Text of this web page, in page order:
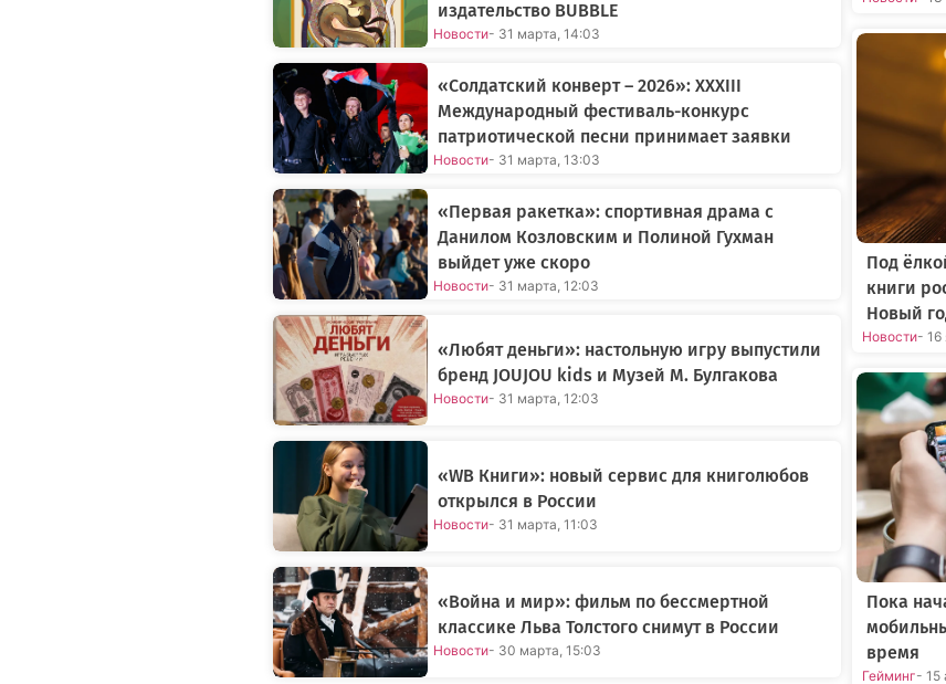
издательство BUBBLE
Новости- 31 марта, 14:03
«Солдатский конверт – 2026»: XXXIII
Международный фестиваль-конкурс
патриотической песни принимает заявки
Новости- 31 марта, 13:03
«Первая ракетка»: спортивная драма с
Данилом Козловским и Полиной Гухман
выйдет уже скоро
Новости- 31 марта, 12:03
«Любят деньги»: настольную игру выпустили
бренд JOUJOU kids и Музей М. Булгакова
Новости- 31 марта, 12:03
«WB Книги»: новый сервис для книголюбов
открылся в России
Новости- 31 марта, 11:03
«Война и мир»: фильм по бессмертной
классике Льва Толстого снимут в России
Новости- 30 марта, 15:03
Под
книги
Новый
Новости- 16
Пока
время
Гейминг- 15